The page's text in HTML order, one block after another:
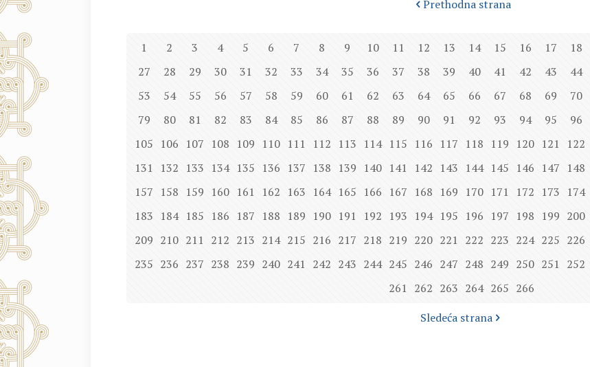
Prethodna strana
1 2 3 4 5 6 7 8 9 10 11 12 13 14 15 16 17 18
27
28 29 30 31 32 33 34 35 36 37 38 39 40 41 42 43 44
53
54 55 56 57 58 59 60 61 62 63 64 65 66 67 68 69 70
79
80 81 82 83 84 85 86 87 88 89 90 91 92 93 94 95 96
105 106 107 108 109 110 111 112 113 114 115 116 117 118 119 120 121 122
131
132 133 134 135 136 137 138 139 140 141 142 143 144 145 146 147 148
157 158 159 160 161 162 163 164 165 166 167 168 169 170 171 172 173 174
183 184 185 186 187 188 189 190 191 192 193 194 195 196 197 198 199 200
209 210 211 212 213 214 215 216 217 218 219 220 221 222 223 224 225 226
235 236 237 238 239 240 241 242 243 244 245 246 247 248 249 250 251 252
261 262 263 264 265 266
Sledeća strana